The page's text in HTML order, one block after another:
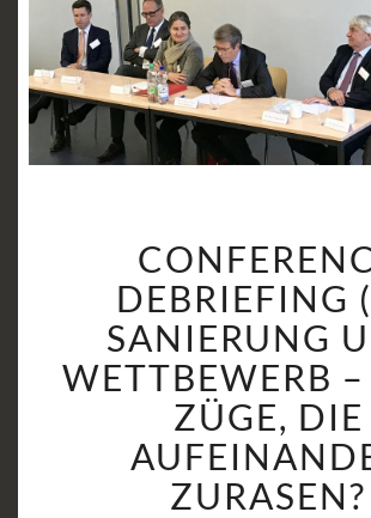
(3):
UND
–
ZWEI
ZÜGE,
DIE
DEBRIEFING
SANIERUNG
WETTBEWERB
ZÜGE, DIE
ZURASEN?